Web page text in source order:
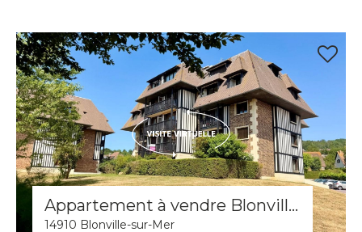
Appartement à vendre Blonville-sur-Mer
14910 Blonville-sur-Mer